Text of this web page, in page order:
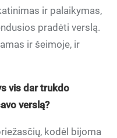
ir palaikymas,
pradėti verslą.
ir šeimoje, ir
vis dar trukdo
verslą?
kodėl bijoma